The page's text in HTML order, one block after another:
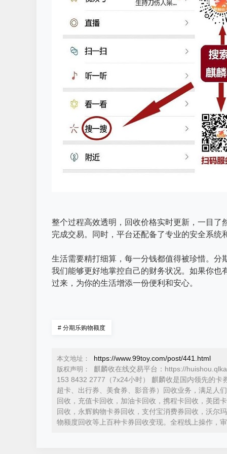
整个过程高效透明，回收价格实时更新，一目
完成交易。同时，平台还配备了专业的安全系
生活需要精打细算，每一分钱都值得被珍惜。
我们能够更好地掌控自己的财务状况。如果你
过来，为你的生活增添一份便利和安心。
# 分期乐购物额度
本文地址： https://www.99toy.com/post/441.html
版权声明：
麒麟收在线交易平台：https://
153 8432 2777（7x24小时） 麒麟收是国内领先的
超卡、出行券、美食券、影音券）回收业务，满足人
回收，充值卡回收，加油卡回收，携程卡回收，美团
回收，永辉购物卡券回收，支付宝消费券回收，沃尔
物额度回收等上百种卡券回收变现。全程线上操作，